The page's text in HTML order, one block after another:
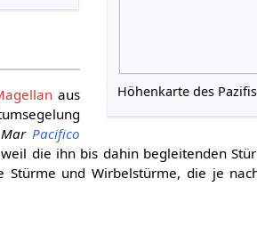
Höhenkarte des
aus
Mar Pacifico
die ihn bis dahin begleitenden
und Wirbelstürme, die je